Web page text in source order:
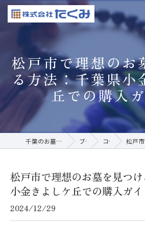
松戸市で理想のお
る方法：千葉県小
丘での購入
千葉のお墓なら株式会社たくみ ブログ コラム 松戸市で理想
松戸市で理想のお墓を見つ
小金きよしケ丘での購入ガイ
2024/12/29